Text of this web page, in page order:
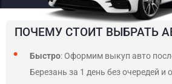
ПОЧЕМУ СТОИТ ВЫБРАТЬ
Быстро: Оформим выкуп авто
Березань за 1 день без очередей и